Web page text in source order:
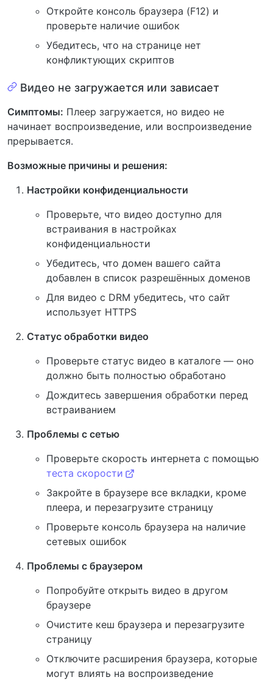
Откройте консоль браузера (F12) и
проверьте наличие ошибок
Убедитесь, что на странице нет
конфликтующих скриптов
Видео не загружается или зависает
Симптомы: Плеер загружается, но видео не
начинает воспроизведение, или воспроизведение
прерывается.
Возможные причины и решения:
Настройки конфиденциальности
Проверьте, что видео доступно для
встраивания в настройках
конфиденциальности
Убедитесь, что домен вашего сайта
добавлен в список разрешённых доменов
Для видео с DRM убедитесь, что сайт
использует HTTPS
Статус обработки видео
Проверьте статус видео в каталоге — оно
должно быть полностью обработано
Дождитесь завершения обработки перед
встраиванием
Проблемы с сетью
Проверьте скорость интернета с помощью
теста скорости
Закройте в браузере все вкладки, кроме
плеера, и перезагрузите страницу
Проверьте консоль браузера на наличие
сетевых ошибок
Проблемы с браузером
Попробуйте открыть видео в другом
браузере
Очистите кеш браузера и перезагрузите
страницу
Отключите расширения браузера, которые
могут влиять на воспроизведение